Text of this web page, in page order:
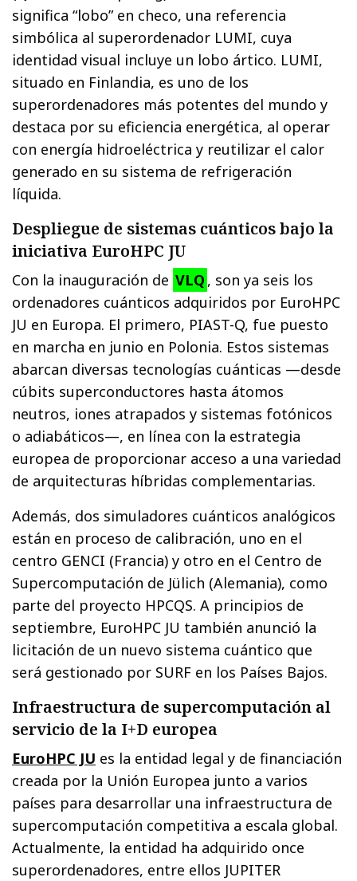
significa “lobo” en checo, una referencia
simbólica al superordenador LUMI, cuya
identidad visual incluye un lobo ártico. LUMI,
situado en Finlandia, es uno de los
superordenadores más potentes del mundo y
destaca por su eficiencia energética, al operar
con energía hidroeléctrica y reutilizar el calor
generado en su sistema de refrigeración
líquida.
Despliegue de sistemas cuánticos bajo la
iniciativa EuroHPC JU
Con la inauguración de VLQ , son ya seis los
ordenadores cuánticos adquiridos por EuroHPC
JU en Europa. El primero, PIAST-Q, fue puesto
en marcha en junio en Polonia. Estos sistemas
abarcan diversas tecnologías cuánticas —desde
cúbits superconductores hasta átomos
neutros, iones atrapados y sistemas fotónicos
o adiabáticos—, en línea con la estrategia
europea de proporcionar acceso a una variedad
de arquitecturas híbridas complementarias.
Además, dos simuladores cuánticos analógicos
están en proceso de calibración, uno en el
centro GENCI (Francia) y otro en el Centro de
Supercomputación de Jülich (Alemania), como
parte del proyecto HPCQS. A principios de
septiembre, EuroHPC JU también anunció la
licitación de un nuevo sistema cuántico que
será gestionado por SURF en los Países Bajos.
Infraestructura de supercomputación al
servicio de la I+D europea
EuroHPC JU es la entidad legal y de financiación
creada por la Unión Europea junto a varios
países para desarrollar una infraestructura de
supercomputación competitiva a escala global.
Actualmente, la entidad ha adquirido once
superordenadores, entre ellos JUPITER